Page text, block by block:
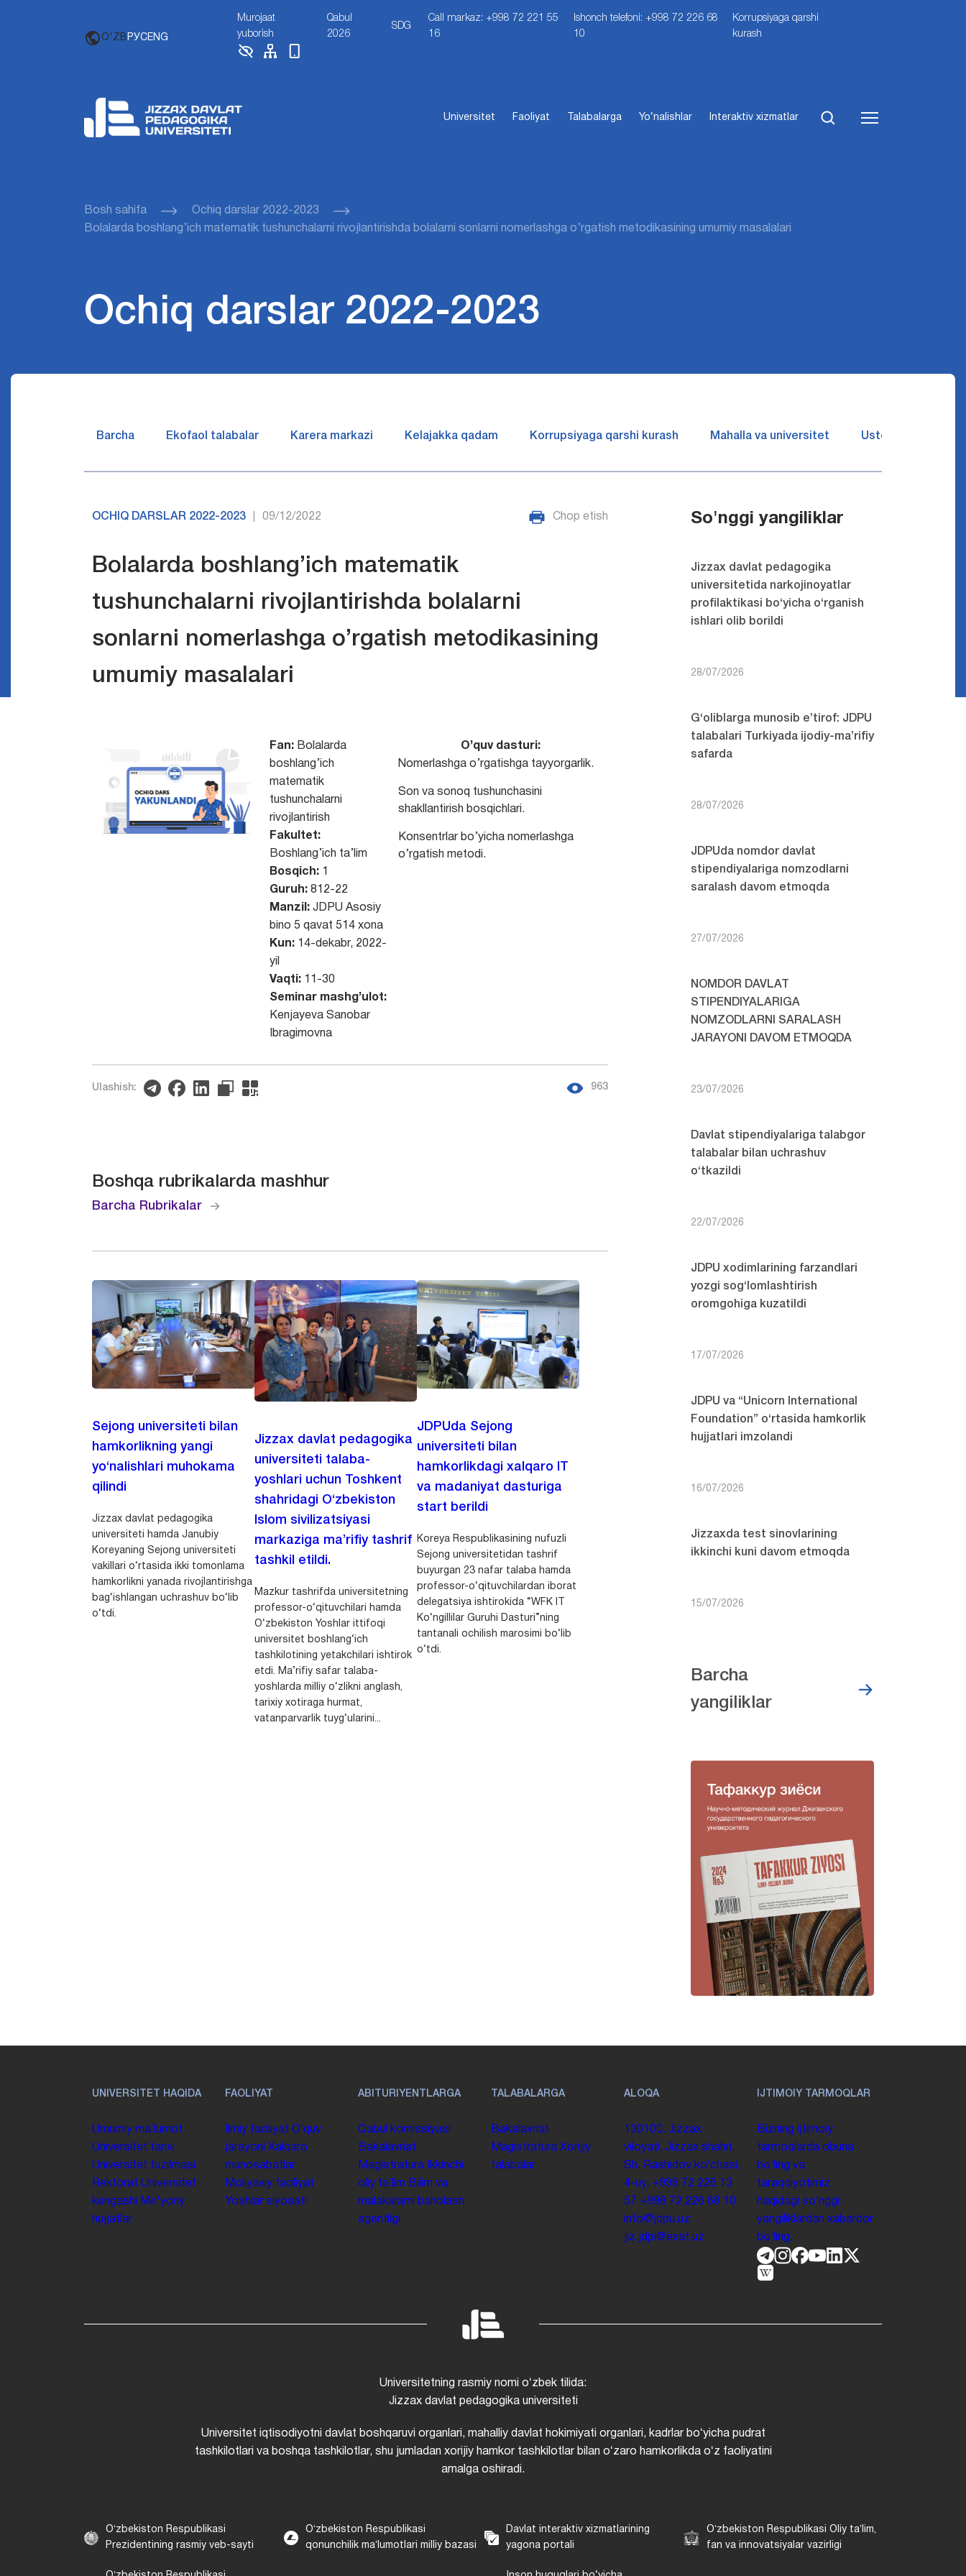
O'ZB РУСENG
Murojaat
yuborish
Qabul
2026
SDG
Call markaz: +998 72 221 55
16
Ishonch telefoni: +998 72 226 68
10
Korrupsiyaga qarshi
kurash
Universitet Faoliyat Talabalarga Yo‘nalishlar Interaktiv xizmatlar
Bosh sahifa
Ochiq darslar 2022-2023
Bolalarda boshlang’ich matematik tushunchalarni rivojlantirishda bolalarni sonlarni nomerlashga o’rgatish metodikasining umumiy masalalari
Ochiq darslar 2022-2023
Barcha Ekofaol talabalar Karera markazi Kelajakka qadam Korrupsiyaga qarshi kurash Mahalla va universitet Ustozlar suhbatin
OCHIQ DARSLAR 2022-2023 09/12/2022 Chop etish
Bolalarda boshlang’ich matematik
tushunchalarni rivojlantirishda bolalarni
sonlarni nomerlashga o’rgatish metodikasining
umumiy masalalari
Fan: Bolalarda
boshlang’ich
matematik
tushunchalarni
rivojlantirish
Fakultet:
Boshlang’ich ta’lim
Bosqich: 1
Guruh: 812-22
Manzil: JDPU Asosiy
bino 5 qavat 514 xona
Kun: 14-dekabr, 2022-
yil
Vaqti: 11-30
Seminar mashg’ulot:
Kenjayeva Sanobar
Ibragimovna
O’quv dasturi:
Nomerlashga o’rgatishga tayyorgarlik.
Son va sonoq tushunchasini
shakllantirish bosqichlari.
Konsentrlar bo’yicha nomerlashga
o’rgatish metodi.
Ulashish: 963
Boshqa rubrikalarda mashhur
Barcha Rubrikalar
Sejong universiteti bilan
hamkorlikning yangi
yo‘nalishlari muhokama
qilindi
Jizzax davlat pedagogika
universiteti hamda Janubiy
Koreyaning Sejong universiteti
vakillari o‘rtasida ikki tomonlama
hamkorlikni yanada rivojlantirishga
bag‘ishlangan uchrashuv bo‘lib
o‘tdi.
Jizzax davlat pedagogika
universiteti talaba-
yoshlari uchun Toshkent
shahridagi O‘zbekiston
Islom sivilizatsiyasi
markaziga ma’rifiy tashrif
tashkil etildi.
Mazkur tashrifda universitetning
professor-o‘qituvchilari hamda
O‘zbekiston Yoshlar ittifoqi
universitet boshlang‘ich
tashkilotining yetakchilari ishtirok
etdi. Ma’rifiy safar talaba-
yoshlarda milliy o‘zlikni anglash,
tarixiy xotiraga hurmat,
vatanparvarlik tuyg‘ularini...
JDPUda Sejong
universiteti bilan
hamkorlikdagi xalqaro IT
va madaniyat dasturiga
start berildi
Koreya Respublikasining nufuzli
Sejong universitetidan tashrif
buyurgan 23 nafar talaba hamda
professor-o‘qituvchilardan iborat
delegatsiya ishtirokida “WFK IT
Ko‘ngillilar Guruhi Dasturi”ning
tantanali ochilish marosimi bo‘lib
o‘tdi.
So'nggi yangiliklar
Jizzax davlat pedagogika
universitetida narkojinoyatlar
profilaktikasi bo‘yicha o‘rganish
ishlari olib borildi
28/07/2026
G‘oliblarga munosib e’tirof: JDPU
talabalari Turkiyada ijodiy-ma’rifiy
safarda
28/07/2026
JDPUda nomdor davlat
stipendiyalariga nomzodlarni
saralash davom etmoqda
27/07/2026
NOMDOR DAVLAT
STIPENDIYALARIGA
NOMZODLARNI SARALASH
JARAYONI DAVOM ETMOQDA
23/07/2026
Davlat stipendiyalariga talabgor
talabalar bilan uchrashuv
o‘tkazildi
22/07/2026
JDPU xodimlarining farzandlari
yozgi sog‘lomlashtirish
oromgohiga kuzatildi
17/07/2026
JDPU va “Unicorn International
Foundation” o‘rtasida hamkorlik
hujjatlari imzolandi
16/07/2026
Jizzaxda test sinovlarining
ikkinchi kuni davom etmoqda
15/07/2026
Barcha
yangiliklar
UNIVERSITET HAQIDA
Umumiy maʼlumot
Universitet tarixi
Universitet tuzilmasi
Rektorat Universitet
kengashi
Me'yoriy
hujjatlar
FAOLIYAT
Ilmiy faoliyat Oʻquv
jarayoni Xalqaro
munosabatlar
Moliyaviy faoliyat
Yoshlar siyosati
ABITURIYENTLARGA
Qabul komissiyasi
Bakalavriat
Magistratura
Ikkinchi
oliy taʼlim Bilim va
malakalarni baholash
agentligi
TALABALARGA
Bakalavriat
Magistratura Xorijiy
talabalar
ALOQA
130100. Jizzax
viloyati, Jizzax shahri,
Sh. Rashidov koʻchasi,
4-uy. +998 72 226 13
57 +998 72 226 68 10
info@jdpu.uz
jiz.jdpi@exat.uz
IJTIMOIY TARMOQLAR
Bizning ijtimoiy
tarmoqlarda obuna
boʻling va
taraqqiyotimiz
haqidagi soʻnggi
yangiliklardan xabardor
boʻling.
Universitetning rasmiy nomi oʻzbek tilida:
Jizzax davlat pedagogika universiteti
Universitet iqtisodiyotni davlat boshqaruvi organlari, mahalliy davlat hokimiyati organlari, kadrlar boʻyicha pudrat
tashkilotlari va boshqa tashkilotlar, shu jumladan xorijiy hamkor tashkilotlar bilan oʻzaro hamkorlikda oʻz faoliyatini
amalga oshiradi.
Oʻzbekiston Respublikasi
Prezidentining rasmiy veb-sayti
Oʻzbekiston Respublikasi
qonunchilik maʼlumotlari milliy bazasi
Davlat interaktiv xizmatlarining
yagona portali
Oʻzbekiston Respublikasi Oliy taʼlim,
fan va innovatsiyalar vazirligi